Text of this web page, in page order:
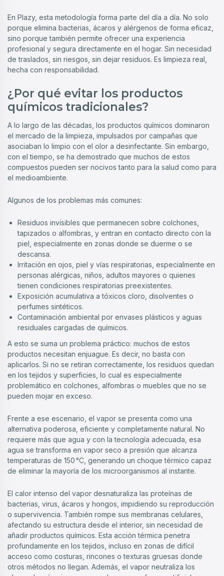
En Plazy, esta metodología forma parte del día a día. No solo
porque elimina bacterias, ácaros y alérgenos de forma eficaz,
sino porque también permite ofrecer una experiencia
profesional y segura directamente en el hogar. Sin necesidad
de traslados, sin riesgos, sin dejar residuos. Es limpieza real,
hecha con responsabilidad.
¿Por qué evitar los productos
químicos tradicionales?
A lo largo de las décadas, los productos químicos dominaron
el mercado de la limpieza, impulsados por campañas que
asociaban lo limpio con el olor a desinfectante. Sin embargo,
con el tiempo, se ha demostrado que muchos de estos
compuestos pueden ser nocivos tanto para la salud como para
el medioambiente.
Algunos de los problemas más comunes:
Residuos invisibles que permanecen sobre colchones,
tapizados o alfombras, y entran en contacto directo con la
piel, especialmente en zonas donde se duerme o se
descansa.
Irritación en ojos, piel y vías respiratorias, especialmente en
personas alérgicas, niños, adultos mayores o quienes
tienen condiciones respiratorias preexistentes.
Exposición acumulativa a tóxicos cloro, disolventes o
perfumes sintéticos.
Contaminación ambiental por envases plásticos y aguas
residuales cargadas de químicos.
A esto se suma un problema práctico: muchos de estos
productos necesitan enjuague. Es decir, no basta con
aplicarlos. Si no se retiran correctamente, los residuos quedan
en los tejidos y superficies, lo cual es especialmente
problemático en colchones, alfombras o muebles que no se
pueden mojar en exceso.
Frente a ese escenario, el vapor se presenta como una
alternativa poderosa, eficiente y completamente natural. No
requiere más que agua y con la tecnología adecuada, esa
agua se transforma en vapor seco a presión que alcanza
temperaturas de 150 °C, generando un choque térmico capaz
de eliminar la mayoría de los microorganismos al instante.
El calor intenso del vapor desnaturaliza las proteínas de
bacterias, virus, ácaros y hongos, impidiendo su reproducción
o supervivencia. También rompe sus membranas celulares,
afectando su estructura desde el interior, sin necesidad de
añadir productos químicos. Esta acción térmica penetra
profundamente en los tejidos, incluso en zonas de difícil
acceso como costuras, rincones o texturas gruesas donde
otros métodos no llegan. Además, el vapor neutraliza los